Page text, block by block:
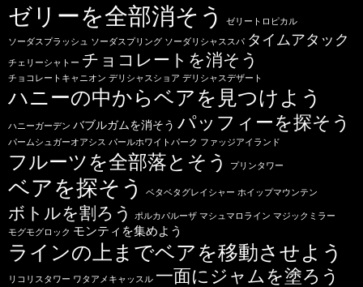
ゼリーを全部消そう
ゼリートロピカル
ソーダスプラッシュ ソーダスプリング ソーダリシャススパ タイムアタック
チェリーシャトー チョコレートを消そう
チョコレートキャニオン デリシャスショア デリシャスデザート
ハニーの中からベアを見つけよう
ハニーガーデン バブルガムを消そう パッフィーを探そう
パームシュガーオアシス パールホワイトパーク ファッジアイランド
フルーツを全部落とそう プリンタワー
ベアを探そう ベタベタグレイシャー ホイップマウンテン
ボトルを割ろう ポルカパルーザ マシュマロライン マジックミラー
モグモグロック モンティを集めよう
ラインの上までベアを移動させよう
リコリスタワー ワタアメキャッスル 一面にジャムを塗ろう